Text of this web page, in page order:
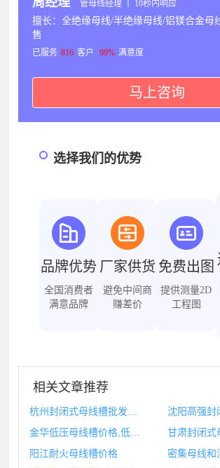
管母线经理 丨 10秒内响应
擅长：全绝缘母线/半绝缘母线/铝镁合金母
售
已服务 816 客户 99% 满意度
马上咨询
选择我们的优势
品牌优势
全国消费者
满意品牌
厂家供货
避免中间商
赚差价
免费出图
提供测量2D
工程图
相关文章推荐
阳江耐火母线槽价格